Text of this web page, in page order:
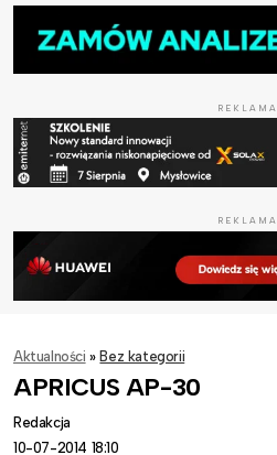
REKLAMA
REKLAMA
Aktualności » Bez kategorii
APRICUS AP-30
Redakcja
10-07-2014 18:10